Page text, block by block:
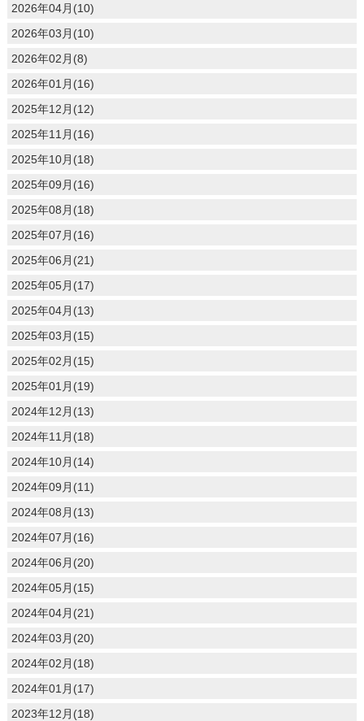
2026年04月(10)
2026年03月(10)
2026年02月(8)
2026年01月(16)
2025年12月(12)
2025年11月(16)
2025年10月(18)
2025年09月(16)
2025年08月(18)
2025年07月(16)
2025年06月(21)
2025年05月(17)
2025年04月(13)
2025年03月(15)
2025年02月(15)
2025年01月(19)
2024年12月(13)
2024年11月(18)
2024年10月(14)
2024年09月(11)
2024年08月(13)
2024年07月(16)
2024年06月(20)
2024年05月(15)
2024年04月(21)
2024年03月(20)
2024年02月(18)
2024年01月(17)
2023年12月(18)